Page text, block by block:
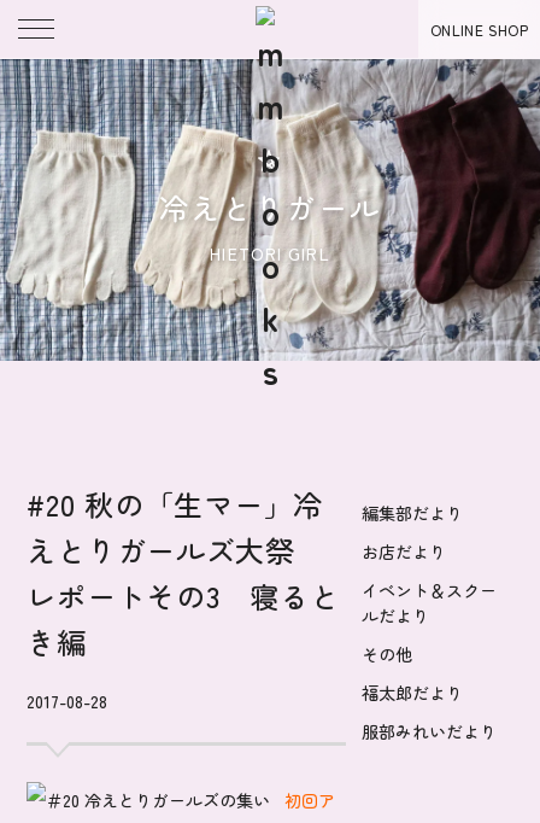
ONLINE SHOP
冷えとりガール
HIETORI GIRL
#20 秋の「生マー」冷
えとりガールズ大祭
レポートその3 寝ると
き編
2017-08-28
初回ア
編集部だより
お店だより
イベント＆スクー
ルだより
その他
福太郎だより
服部みれいだより